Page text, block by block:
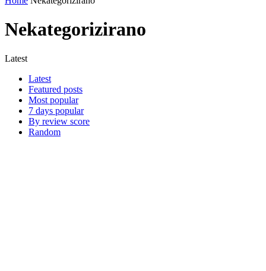
Nekategorizirano
Latest
Latest
Featured posts
Most popular
7 days popular
By review score
Random